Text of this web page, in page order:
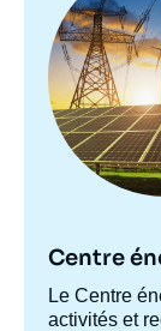
Centre
Accroche
centre
Le Centre
activités et